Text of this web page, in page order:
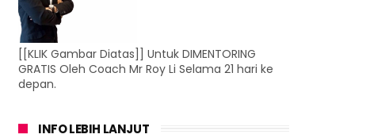
[[KLIK Gambar Diatas]] Untuk DIMENTORING
GRATIS Oleh Coach Mr Roy Li Selama 21 hari ke
depan.
INFO LEBIH LANJUT